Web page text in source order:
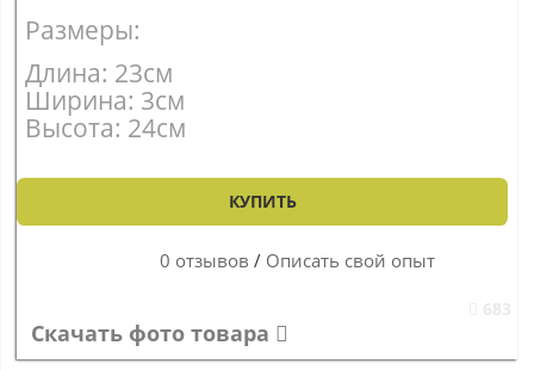
Размеры:
Длина: 23см
Ширина: 3см
Высота: 24см
КУПИТЬ
0 отзывов / Описать свой опыт
Скачать фото товара